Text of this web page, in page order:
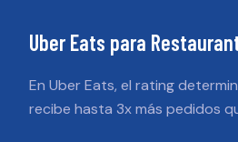
Uber Eats para
En Uber Eats, el rating
recibe hasta 3x más pedidos